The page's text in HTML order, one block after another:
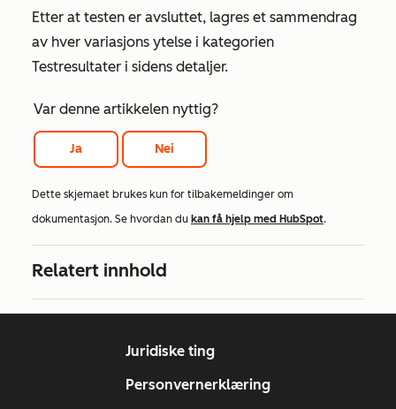
Etter at testen er avsluttet, lagres et sammendrag
av hver variasjons ytelse i kategorien
Testresultater i sidens detaljer.
Var denne artikkelen nyttig?
Ja Nei
Dette skjemaet brukes kun for tilbakemeldinger om
dokumentasjon. Se hvordan du kan få hjelp med HubSpot.
Relatert innhold
Juridiske ting
Personvernerklæring